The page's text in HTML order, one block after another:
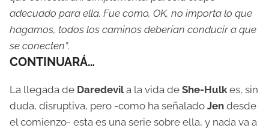
adecuado para ella. Fue como, OK, no importa lo que
hagamos, todos los caminos deberían conducir a que
se conecten”.
CONTINUARÁ…
La llegada de Daredevila la vida de She-Hulk es, sin
duda, disruptiva, pero -como ha señalado Jen desde
el comienzo- esta es una serie sobre ella, y nada va a